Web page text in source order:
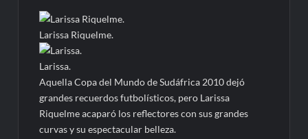
Larissa Riquelme.
Larissa.
Aquella Copa del Mundo de Sudáfrica 2010 dejó
grandes recuerdos futbolísticos, pero Larissa
Riquelme acaparó los reflectores con sus grandes
curvas y su espectacular belleza.